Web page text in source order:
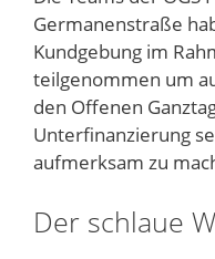
Germanenstraße
Kundgebung im
teilgenommen um
den Offenen
Unterfinanzierung
aufmerksam zu
Der schlaue